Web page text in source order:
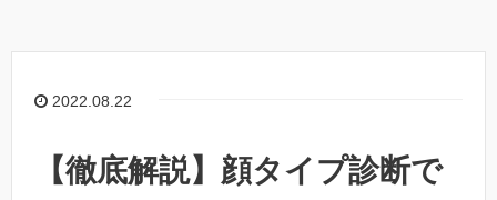
2022.08.22
【徹底解説】顔タイプ診断で